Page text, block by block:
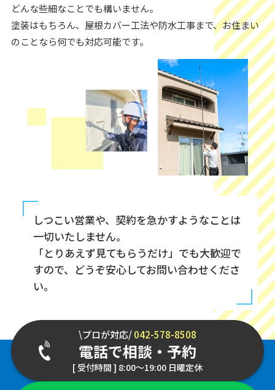
どんな些細なことでも構いません。
塗装はもちろん、屋根カバー工法や防水工事まで、お住まい
のことなら何でも対応可能です。
しつこい営業や、契約を急かすようなことは
一切いたしません。
「とりあえず見てもらうだけ」でも大歓迎で
すので、どうぞ安心してお問い合わせくださ
い。
\プロが対応/042-578-8508
電話で相談・予約
[ 受付時間 ] 8:00～19:00 日曜定休